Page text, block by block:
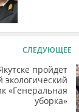
СЛЕДУЮЩЕЕ
пройдет
экологический
«Генеральная
уборка»